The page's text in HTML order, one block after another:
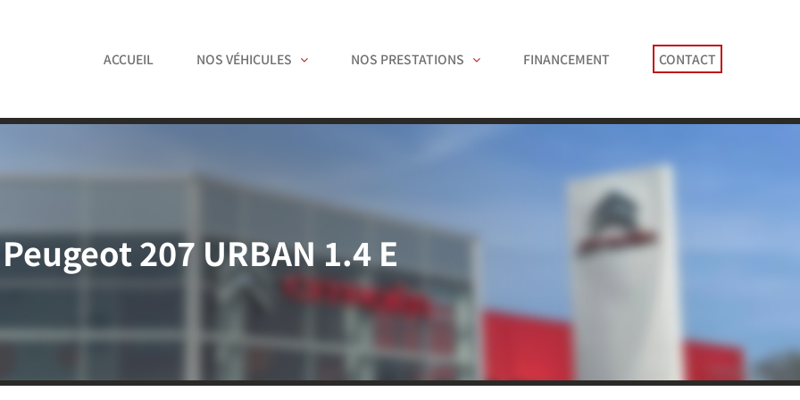
ACCUEIL NOS VÉHICULES NOS PRESTATIONS FINANCEMENT CONTACT
Peugeot 207 URBAN 1.4 E